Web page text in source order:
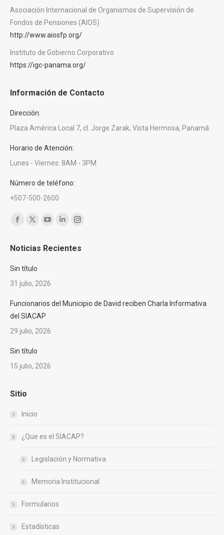
Asociación Internacional de Organismos de Supervisión de
Fondos de Pensiones (AIOS)
http://www.aiosfp.org/
Instituto de Gobierno Corporativo
https://igc-panama.org/
Información de Contacto
Dirección:
Plaza América Local 7, cl. Jorge Zarak, Vista Hermosa, Panamá
Horario de Atención:
Lunes - Viernes: 8AM - 3PM
Número de teléfono:
+507-500-2600
Encuéntranos en:
opens
in
opens
in
YouTube
opens
Linkedin
opens
Instagram
opens
Noticias Recientes
Sin título
31 julio, 2026
Funcionarios del Municipio de David reciben Charla Informativa
del SIACAP
29 julio, 2026
Sin título
15 julio, 2026
Sitio
Inicio
¿Que es el SIACAP?
Legislación y Normativa
Memoria Institucional
Formularios
Estadísticas